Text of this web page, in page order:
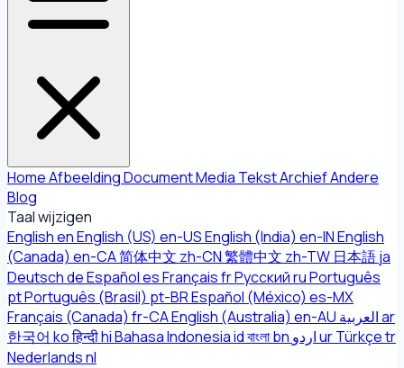
HomeAfbeeldingDocumentMedia TekstArchiefAndere
Blog
Taal wijzigen
EnglishenEnglish (US) en-USEnglish (India) en-INEnglish
(Canada) en-CA简体中文 zh-CN繁體中文 zh-TW 日本語ja
DeutschdeEspañolesFrançaisfrРусскийruPortuguês
ptPortuguês (Brasil) pt-BREspañol (México) es-MX
Français (Canada) fr-CAEnglish (Australia) en-AU العربيةar
한국어 koहिन्दीhiBahasa Indonesiaidবাংলাbn اردوurTürkçetr
Nederlandsnl